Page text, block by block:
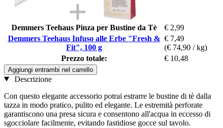
Demmers Teehaus Pinza per Bustine da Tè
€ 2,99
Demmers Teehaus Infuso alle Erbe "Fresh &
Fit", 100 g
€ 7,49
(€ 74,90 / kg)
Prezzo totale:
€ 10,48
Aggiungi entrambi nel carrello
Descrizione
Con questo elegante accessorio potrai estrarre le bustine di tè dalla
tazza in modo pratico, pulito ed elegante. Le estremità perforate
garantiscono una presa sicura e consentono all'acqua in eccesso di
sgocciolare facilmente, evitando fastidiose gocce sul tavolo.